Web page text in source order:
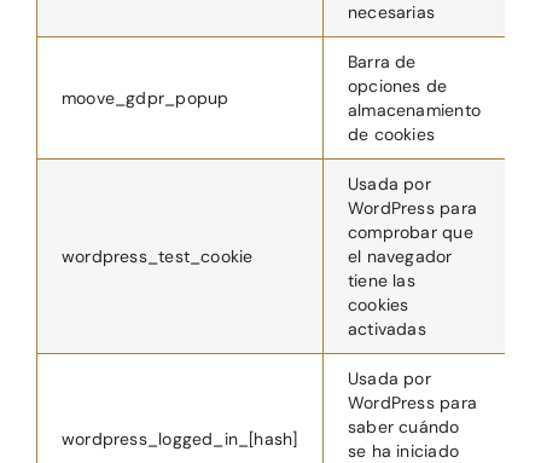
necesarias
moove_gdpr_popup
Barra de
opciones de
almacenamiento
de cookies
wordpress_test_cookie
Usada por
WordPress para
comprobar que
el navegador
tiene las
cookies
activadas
wordpress_logged_in_[hash]
Usada por
WordPress para
saber cuándo
se ha iniciado